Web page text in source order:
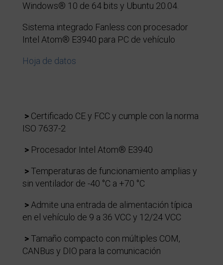
Windows® 10 de 64 bits y Ubuntu 20.04.
Sistema integrado Fanless con procesador
Intel Atom® E3940 para PC de vehículo
Hoja de datos
> Certificado CE y FCC y cumple con la norma
ISO 7637-2
> Procesador Intel Atom® E3940
>Temperaturas de funcionamiento amplias y
sin ventilador de -40 °C a +70 °C
> Admite una entrada de alimentación típica
en el vehículo de 9 a 36 VCC y 12/24 VCC
>Tamaño compacto con múltiples COM,
CANBus y DIO para la comunicación